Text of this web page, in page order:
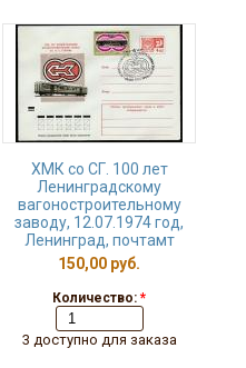
ХМК со СГ. 100 лет
Ленинградскому
вагоностроительному
заводу, 12.07.1974 год,
Ленинград, почтамт
150,00 руб.
Количество: *
3 доступно для заказа